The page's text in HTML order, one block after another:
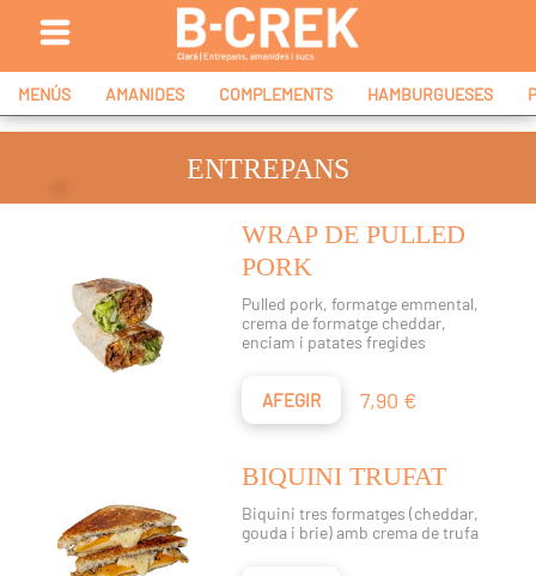
MENÚS AMANIDES COMPLEMENTS HAMBURGUESES
ENTREPANS
WRAP DE PULLED
PORK
Pulled pork, formatge emmental,
crema de formatge cheddar,
enciam i patates fregides
AFEGIR Preu
7,90 €
BIQUINI TRUFAT
Biquini tres formatges (cheddar,
gouda i brie) amb crema de trufa